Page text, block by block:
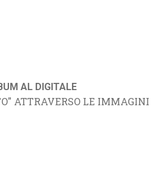
AL DIGITALE
ATTRAVERSO LE IMMAGINI